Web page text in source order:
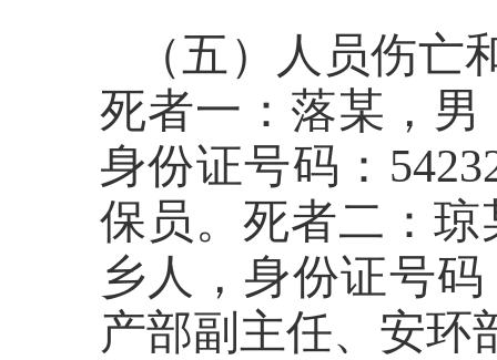
（五）人员伤亡
死者一：落某，
身份证号码：
保员。死者二：
乡人，身份证号码
产部副主任、安环